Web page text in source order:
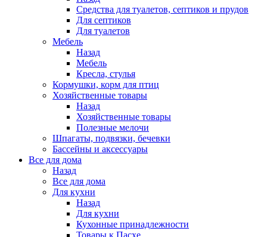
Средства для туалетов, септиков и прудов
Для септиков
Для туалетов
Мебель
Назад
Мебель
Кресла, стулья
Кормушки, корм для птиц
Хозяйственные товары
Назад
Хозяйственные товары
Полезные мелочи
Шпагаты, подвязки, бечевки
Бассейны и аксессуары
Все для дома
Назад
Все для дома
Для кухни
Назад
Для кухни
Кухонные принадлежности
Товары к Пасхе